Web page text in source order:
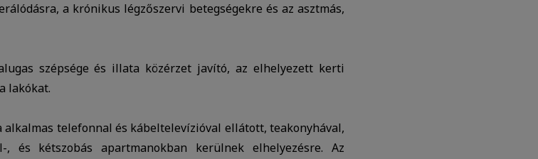
a krónikus légzőszervi betegségekre és az asztmás,
szépsége és illata közérzet javító, az elhelyezett kerti
lakókat.
telefonnal és kábeltelevízióval ellátott, teakonyhával,
, és kétszobás apartmanokban kerülnek elhelyezésre. Az